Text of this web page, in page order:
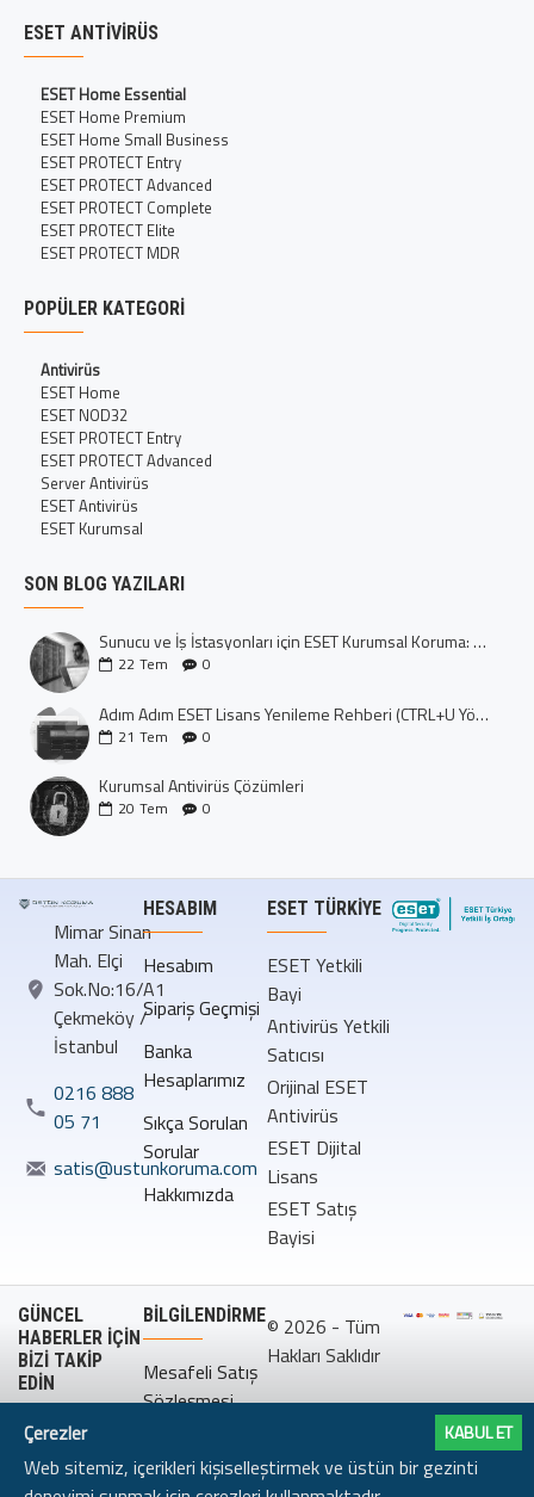
ESET ANTIVIRÜS
ESET Home Essential
ESET Home Premium
ESET Home Small Business
ESET PROTECT Entry
ESET PROTECT Advanced
ESET PROTECT Complete
ESET PROTECT Elite
ESET PROTECT MDR
POPÜLER KATEGORI
Antivirüs
ESET Home
ESET NOD32
ESET PROTECT Entry
ESET PROTECT Advanced
Server Antivirüs
ESET Antivirüs
ESET Kurumsal
SON BLOG YAZILARI
Sunucu ve İş İstasyonları için ESET Kurumsal Koruma: Dijital Kalenizi İnşa Edin
22 Tem 0
Adım Adım ESET Lisans Yenileme Rehberi (CTRL+U Yöntemi)
21 Tem 0
Kurumsal Antivirüs Çözümleri
20 Tem 0
Mimar Sinan
Mah. Elçi
Sok.No:16/A1
Çekmeköy /
İstanbul
0216 888
05 71
satis@ustunkoruma.com
HESABIM
Hesabım
Sipariş Geçmişi
Banka
Hesaplarımız
Sıkça Sorulan
Sorular
Hakkımızda
ESET TÜRKIYE
ESET Yetkili
Bayi
Antivirüs Yetkili
Satıcısı
Orijinal ESET
Antivirüs
ESET Dijital
Lisans
ESET Satış
Bayisi
GÜNCEL
HABERLER İÇİN
BİZİ TAKİP
EDİN
BILGILENDIRME
Mesafeli Satış
Sözleşmesi
Politikası
© 2026 - Tüm
Hakları Saklıdır
KABUL ET
Çerezler
Web sitemiz, içerikleri kişiselleştirmek ve üstün bir gezinti